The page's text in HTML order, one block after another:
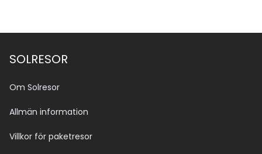
SOLRESOR
Om Solresor
Allmän information
Villkor för paketresor